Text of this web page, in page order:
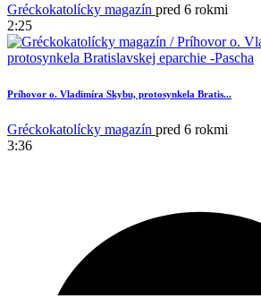
Gréckokatolícky magazín pred 6 rokmi
2:25
Príhovor o. Vladimíra Skybu, protosynkela Bratis...
Gréckokatolícky magazín pred 6 rokmi
3:36